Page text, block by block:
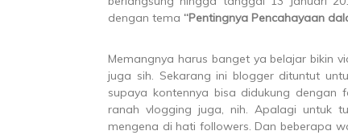
dengan tema“Pentingnya Pencahayaan
Memangnya harus banget ya belajar bikin
juga sih. Sekarang ini blogger dituntut
supaya kontennya bisa didukung dengan
ranah vlogging juga, nih. Apalagi untuk
mengena di hati followers. Dan beberapa